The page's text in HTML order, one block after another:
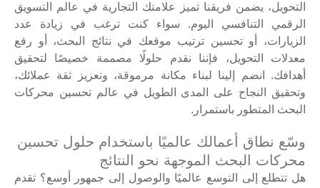
التحويل، يضمن فريقنا تميز علامتك التجارية في عالم التسويق
الرقمي التنافسي اليوم. سواء كنت ترغب في زيادة عدد
الزيارات، أو تحسين ترتيب موقعك في نتائج البحث، أو رفع
معدلات التحويل، فإننا نقدم حلولًا مصممة خصيصًا لتحقيق
أهدافك. انضم إلينا لبناء مكانة مرموقة، وتعزيز ثقة عملائك،
وتحقيق النجاح على المدى الطويل في عالم تحسين محركات
البحث المتطور باستمرار.
وسّع نطاق أعمالك عالميًا باستخدام حلول تحسين
محركات البحث الموجهة نحو النتائج
هل تتطلع إلى التوسع عالميًا والوصول إلى جمهور أوسع؟ تقدم